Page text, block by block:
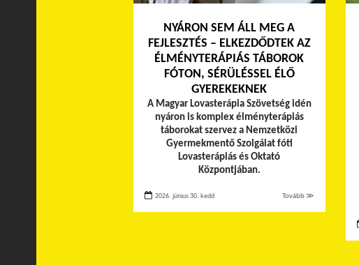
NYÁRON SEM ÁLL MEG A
FEJLESZTÉS – ELKEZDŐDTEK AZ
ÉLMÉNYTERÁPIÁS TÁBOROK
FÓTON, SÉRÜLÉSSEL ÉLŐ
GYEREKEKNEK
A Magyar Lovasterápia Szövetség idén
nyáron is komplex élményterápiás
táborokat szervez a Nemzetközi
Gyermekmentő Szolgálat fóti
Lovasterápiás és Oktató
Központjában.
2026. június 30. kedd Tovább ≫